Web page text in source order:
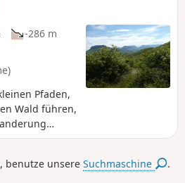
-286 m
Pfaden,
Wald führen,
sowie
benutze unsereSuchmaschine .